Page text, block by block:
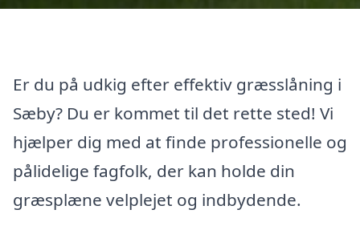
Er du på udkig efter effektiv græsslåning i
Sæby? Du er kommet til det rette sted! Vi
hjælper dig med at finde professionelle og
pålidelige fagfolk, der kan holde din
græsplæne velplejet og indbydende.